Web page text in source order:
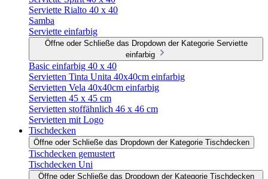
Serviette Rialto 40 x 40
Samba
Serviette einfarbig
Öffne oder Schließe das Dropdown der Kategorie Serviette
einfarbig
Basic einfarbig 40 x 40
Servietten Tinta Unita 40x40cm einfarbig
Servietten Vela 40x40cm einfarbig
Servietten 45 x 45 cm
Servietten stoffähnlich 46 x 46 cm
Servietten mit Logo
Tischdecken
Öffne oder Schließe das Dropdown der Kategorie Tischdecken
Tischdecken gemustert
Tischdecken Uni
Öffne oder Schließe das Dropdown der Kategorie Tischdecken